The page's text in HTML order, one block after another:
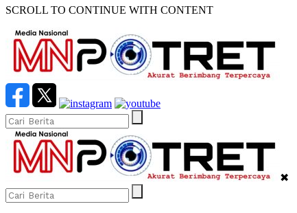
SCROLL TO CONTINUE WITH CONTENT
✖